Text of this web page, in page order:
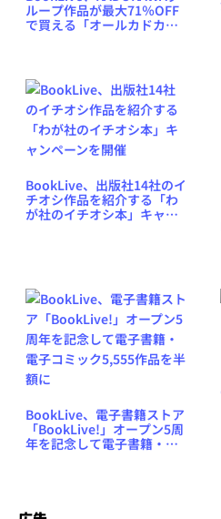
ループ作品が最大71％OFF
で買える「オールカドカワ
BookLive、出版社14社のイ
チオシ作品を紹介する「わ
が社のイチオシ本」キャン
BookLive、電子書籍ストア
「BookLive!」オープン5周
年を記念して電子書籍・電